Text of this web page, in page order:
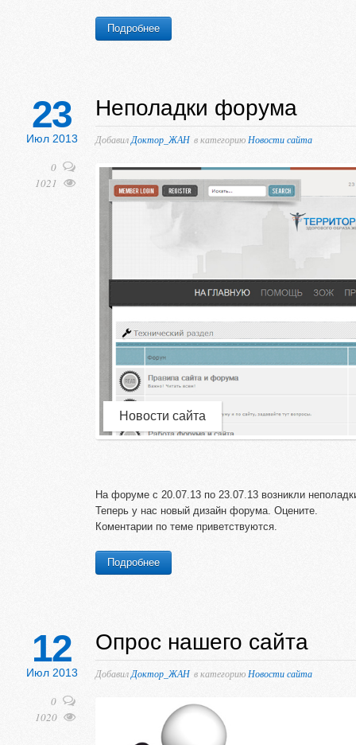
Подробнее
23
Июл 2013
0
1021
Неполадки форума
ДобавилДоктор_ЖАН в категорию Новости сайта
Новости сайта
На форуме с 20.07.13 по 23.07.13 возникли
Теперь у нас новый дизайн форума. Оцените.
Коментарии по теме приветствуются.
Подробнее
12
Июл 2013
0
1020
Опрос нашего сайта
ДобавилДоктор_ЖАН в категорию Новости сайта